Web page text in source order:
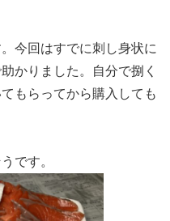
今回はすでに刺し身状に
かりました。自分で捌く
もらってから購入しても
です。